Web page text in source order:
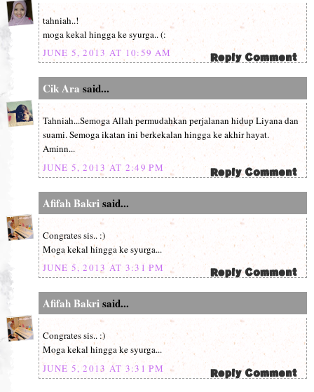
tahniah..!
moga kekal hingga ke syurga.. (:
JUNE 5, 2013 AT 10:59 AM
Cik Ara said...
Tahniah...Semoga Allah permudahkan perjalanan hidup Liyana dan
suami. Semoga ikatan ini berkekalan hingga ke akhir hayat.
Aminn...
JUNE 5, 2013 AT 2:49 PM
Afifah Bakrisaid...
Congrates sis.. :)
Moga kekal hingga ke syurga...
JUNE 5, 2013 AT 3:31 PM
Afifah Bakrisaid...
Congrates sis.. :)
Moga kekal hingga ke syurga...
JUNE 5, 2013 AT 3:31 PM